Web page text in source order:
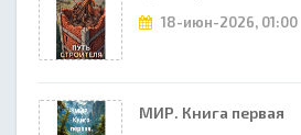
18-июн-2026, 01:00
МИР. Книга первая